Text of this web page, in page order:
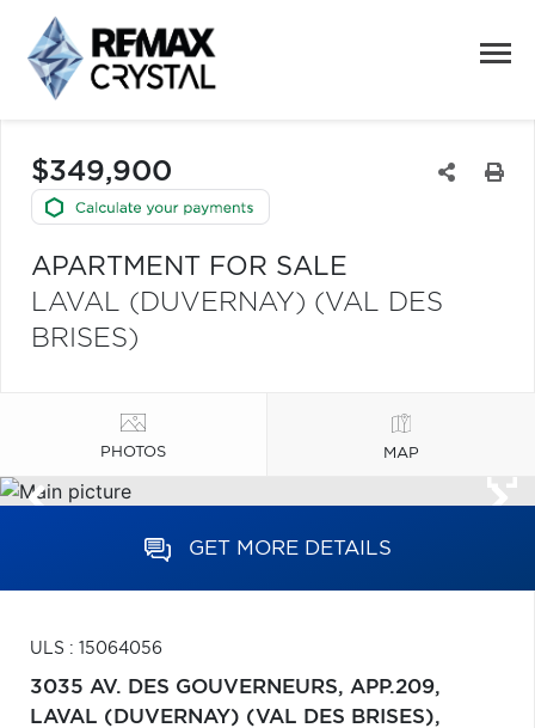
$349,900
APARTMENT FOR SALE
LAVAL (DUVERNAY) (VAL DES
BRISES)
PHOTOS MAP
GET MORE DETAILS
ULS : 15064056
3035 AV. DES GOUVERNEURS, APP.209,
LAVAL (DUVERNAY) (VAL DES BRISES),